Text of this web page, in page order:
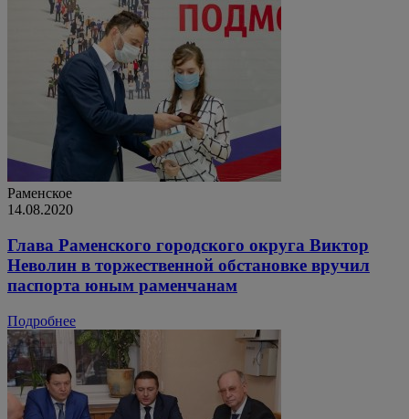
Раменское
14.08.2020
Глава Раменского городского округа Виктор
Неволин в торжественной обстановке вручил
паспорта юным раменчанам
Подробнее